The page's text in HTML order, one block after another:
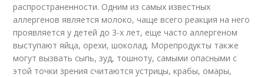
распространенности. Одним из самых известных
аллергенов является молоко, чаще всего реакция на него
проявляется у детей до 3-х лет, еще часто аллергеном
выступают яйца, орехи, шоколад. Морепродукты также
могут вызвать сыпь, зуд, тошноту, самыми опасными с
этой точки зрения считаются устрицы, крабы, омары,